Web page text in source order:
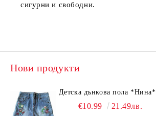
сигурни и свободни.
Нови продукти
Детска дънкова пола *Нина*
€10.99 21.49лв.